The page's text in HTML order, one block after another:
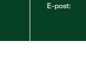
E-post: